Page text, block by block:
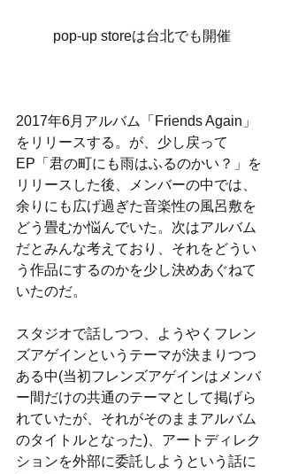
pop-up storeは台北でも開催
2017年6月アルバム「Friends Again」
をリリースする。が、少し戻って
EP「君の町にも雨はふるのかい？」を
リリースした後、メンバーの中では、
余りにも広げ過ぎた音楽性の風呂敷を
どう畳むか悩んでいた。次はアルバム
だとみんな考えており、それをどうい
う作品にするのかを少し決めあぐねて
いたのだ。
スタジオで話しつつ、ようやくフレン
ズアゲインというテーマが決まりつつ
ある中(当初フレンズアゲインはメンバ
ー間だけの共通のテーマとして掲げら
れていたが、それがそのままアルバム
のタイトルとなった)、アートディレク
ションを外部に委託しようという話に